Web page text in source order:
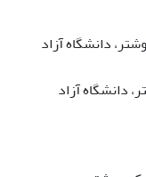
دانشگاه آزاد
دانشگاه آزاد